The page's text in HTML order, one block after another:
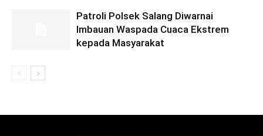
Patroli Polsek Salang Diwarnai
Imbauan Waspada Cuaca Ekstrem
kepada Masyarakat